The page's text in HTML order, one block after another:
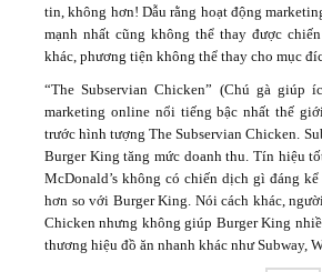
tin, không hơn! Dẫu rằng hoạt động
mạnh nhất cũng không thể thay được
khác, phương tiện không thể thay cho mục
“The Subservian Chicken” (Chú gà giúp
marketing online nổi tiếng bậc nhất thế
trước hình tượng The Subservian Chicken.
Burger King tăng mức doanh thu. Tín hiệu
McDonald’s không có chiến dịch gì đáng
hơn so với Burger King. Nói cách khác,
Chicken nhưng không giúp Burger King
thương hiệu đồ ăn nhanh khác như Subway,